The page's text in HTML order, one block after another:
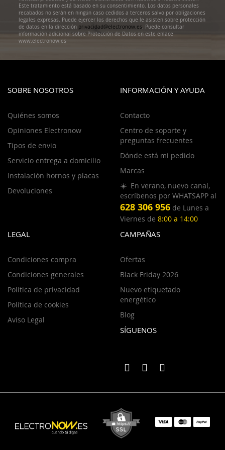
Este tratamiento está basado en su consentimiento. Los datos personales
recabados no serán en ningún caso cedidos a terceros salvo por obligaciones
legales expresas. Puede ejercer los derechos que le asisten sobre protección
de datos en la dirección privacidad@electronow.es. Puede consultar
información adicional sobre Protección de Datos en este enlace
www.electronow.es
SOBRE NOSOTROS
Quiénes somos
Opiniones Electronow
Tipos de envio
Servicio entrega a domicilio
Instalación hornos y placas
Devoluciones
INFORMACIÓN Y AYUDA
Contacto
Centro de soporte y
preguntas frecuentes
Dónde está mi pedido
Marcas
☀️ En verano, nuevo canal,
escríbenos por WHATSAPP al
628 306 956 de Lunes a
Viernes de 8:00 a 14:00
LEGAL
Condiciones compra
Condiciones generales
Política de privacidad
Política de cookies
Aviso Legal
CAMPAÑAS
Ofertas
Black Friday 2026
Nuevo etiquetado
energético
Blog
SÍGUENOS